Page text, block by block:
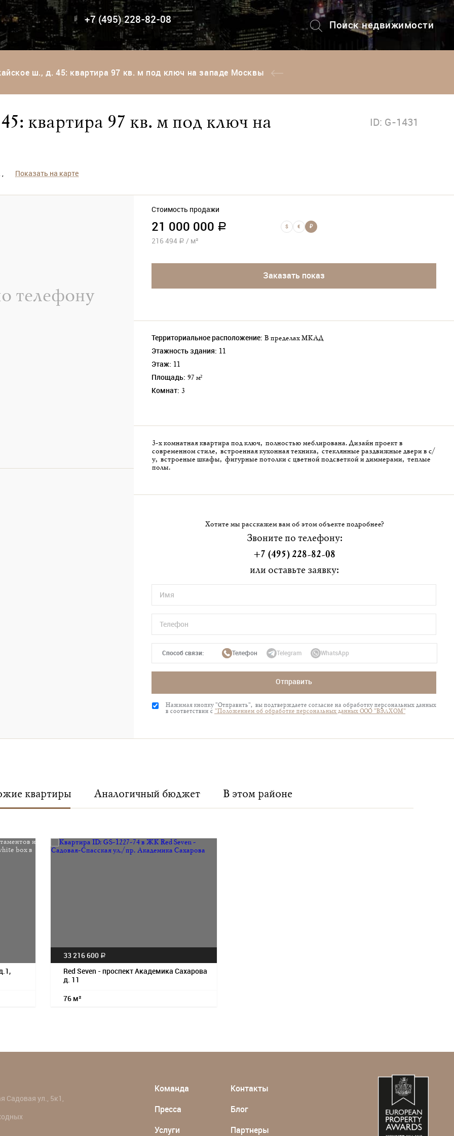
+7 (495) 228-82-08
Поиск недвижимости
+7 (495) 228-82-08
ш., д. 45: квартира 97 кв. м под ключ на западе Москвы
квартира 97 кв. м под ключ на ID: G-1431
Показать на карте
телефону
Стоимость продажи
21 000 000 a $ € ₽
216 494 a / м²
Заказать показ
Территориальное расположение: в пределах МКАД
Этажность здания: 11
Этаж: 11
Площадь: 97 м²
Комнат: 3
3-х комнатная квартира под ключ, полностью меблирована. Дизайн проект в
современном стиле, встроенная кухонная техника, стеклянные раздвижные двери в с/
у, встроеные шкафы, фигурные потолки с цветной подсветкой и диммерами, теплые
полы.
Хотите мы расскажем вам об этом объекте подробнее?
Звоните по телефону:
+7 (495) 228-82-08
или оставьте заявку:
Способ связи: Телефон Telegram WhatsApp
Отправить
Нажимая кнопку "Отправить", вы подтверждаете согласие на обработку персональных данных
в соответствии с "Положением об обработке персональных данных ООО "ВЭЛХОМ"
квартиры Аналогичный бюджет В этом районе
33 216 600 a
Red Seven - проспект Академика Сахарова
д. 11
76 м²
Садовая ул., 5к1,
Команда
Пресса
Услуги
Контакты
Блог
Партнеры